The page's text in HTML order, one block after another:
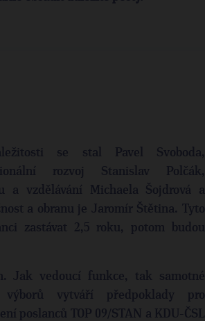
se stal Pavel Svoboda,
rozvoj Stanislav Polčák,
a vzdělávání Michaela Šojdrová a
a obranu je Jaromír Štětina. Tyto
zastávat 2,5 roku, potom budou
Jak vedoucí funkce, tak samotné
výborů vytváří předpoklady pro
poslanců TOP 09/STAN a KDU-ČSL